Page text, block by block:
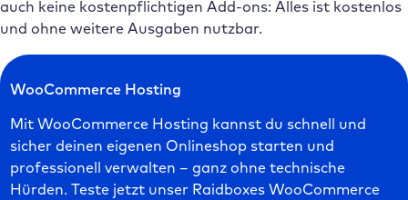
auch keine kostenpflichtigen Add-ons: Alles ist kostenlos
und ohne weitere Ausgaben nutzbar.
WooCommerce Hosting
Mit WooCommerce Hosting kannst du schnell und
sicher deinen eigenen Onlineshop starten und
professionell verwalten – ganz ohne technische
Hürden. Teste jetzt unser Raidboxes WooCommerce